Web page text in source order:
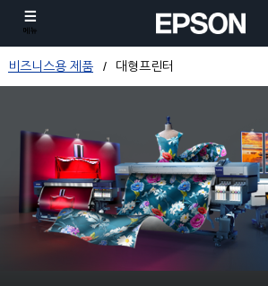
메뉴
비즈니스용 제품 대형프린터